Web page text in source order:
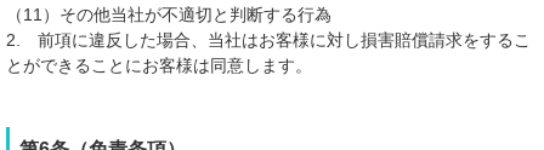
（11）その他当社が不適切と判断する行為
2. 前項に違反した場合、当社はお客様に対し損害賠償請求をするこ
とができることにお客様は同意します。